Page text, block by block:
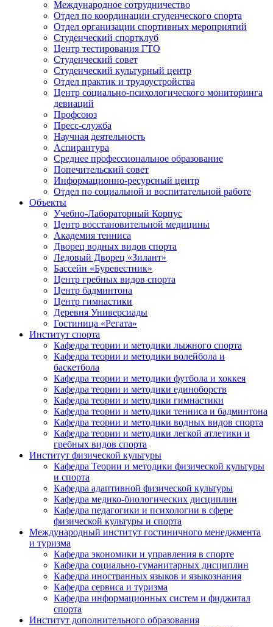
Международное сотрудничество
Отдел по координации студенческого спорта
Отдел организации спортивных мероприятий
Студенческий спортклуб
Центр тестирования ГТО
Студенческий совет
Студенческий культурный центр
Отдел практик и трудоустройства
Центр социально-психологического мониторинга
девиаций
Профсоюз
Пресс-служба
Научная деятельность
Аспирантура
Среднее профессиональное образование
Попечительский совет
Информационно-ресурсный центр
Отдел по социальной и воспитательной работе
Объекты
Учебно-Лабораторный Корпус
Центр восстановительной медицины
Академия тенниса
Дворец водных видов спорта
Ледовый Дворец «Зилант»
Бассейн «Буревестник»
Центр гребных видов спорта
Центр бадминтона
Центр гимнастики
Деревня Универсиады
Гостиница «Регата»
Институт спорта
Кафедра теории и методики лыжного спорта
Кафедра теории и методики волейбола и
баскетбола
Кафедра теории и методики футбола и хоккея
Кафедра теории и методики единоборств
Кафедра теории и методики гимнастики
Кафедра теории и методики тенниса и бадминтона
Кафедра теории и методики водных видов спорта
Кафедра теории и методики легкой атлетики и
гребных видов спорта
Институт физической культуры
Кафедра Теории и методики физической культуры
и спорта
Кафедра адаптивной физической культуры
Кафедра медико-биологических дисциплин
Кафедра педагогики и психологии в сфере
физической культуры и спорта
Международный институт гостиничного менеджмента
и туризма
Кафедра экономики и управления в спорте
Кафедра социально-гуманитарных дисциплин
Кафедра иностранных языков и языкознания
Кафедра сервиса и туризма
Кафедра информационных систем и фиджитал
спорта
Институт дополнительного образования